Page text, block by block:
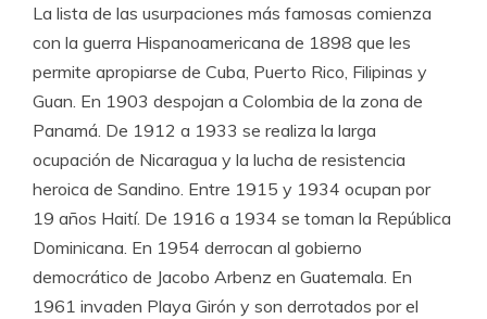
La lista de las usurpaciones más famosas comienza
con la guerra Hispanoamericana de 1898 que les
permite apropiarse de Cuba, Puerto Rico, Filipinas y
Guan. En 1903 despojan a Colombia de la zona de
Panamá. De 1912 a 1933 se realiza la larga
ocupación de Nicaragua y la lucha de resistencia
heroica de Sandino. Entre 1915 y 1934 ocupan por
19 años Haití. De 1916 a 1934 se toman la República
Dominicana. En 1954 derrocan al gobierno
democrático de Jacobo Arbenz en Guatemala. En
1961 invaden Playa Girón y son derrotados por el